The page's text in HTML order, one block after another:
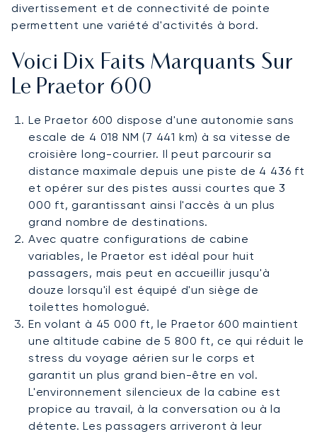
divertissement et de connectivité de pointe
permettent une variété d'activités à bord.
Voici Dix Faits Marquants Sur
Le Praetor 600
Le Praetor 600 dispose d'une autonomie sans
escale de 4 018 NM (7 441 km) à sa vitesse de
croisière long-courrier. Il peut parcourir sa
distance maximale depuis une piste de 4 436 ft
et opérer sur des pistes aussi courtes que 3
000 ft, garantissant ainsi l'accès à un plus
grand nombre de destinations.
Avec quatre configurations de cabine
variables, le Praetor est idéal pour huit
passagers, mais peut en accueillir jusqu'à
douze lorsqu'il est équipé d'un siège de
toilettes homologué.
En volant à 45 000 ft, le Praetor 600 maintient
une altitude cabine de 5 800 ft, ce qui réduit le
stress du voyage aérien sur le corps et
garantit un plus grand bien-être en vol.
L'environnement silencieux de la cabine est
propice au travail, à la conversation ou à la
détente. Les passagers arriveront à leur